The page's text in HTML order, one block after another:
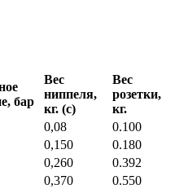
бар
Вес
ниппеля,
кг. (с)
Вес
розетки,
кг.
0,08
0.100
0,150
0.180
0,260
0.392
0,370
0.550